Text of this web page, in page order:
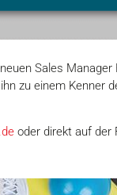
Sales
zu einem Kenner
oder direkt auf der